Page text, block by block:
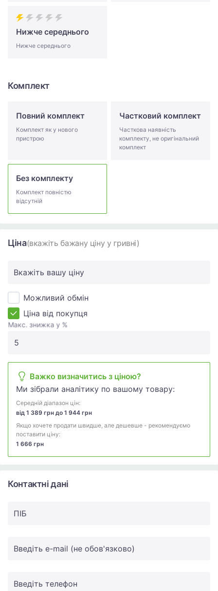
Нижче середнього
Нижче середнього
Комплект
Повний комплект
Комплект як у нового
пристрою
Частковий комплект
Часткова наявність
комплекту, не оригінальний
комплект
Без комплекту
Комплект повністю
відсутній
Ціна(вкажіть бажану ціну у гривні)
Вкажіть вашу ціну
Можливий обмін
Ціна від покупця
Макс. знижка у %
Важко визначитись з ціною?
Ми зібрали аналітику по вашому товару:
Середній діапазон цін:
від 1 389 грн до 1 944 грн
Якщо хочете продати швидше, але дешевше - рекомендуємо
поставити ціну:
1 666 грн
Контактні дані
ПIБ
Введіть e-mail (не обов'язково)
Введіть телефон